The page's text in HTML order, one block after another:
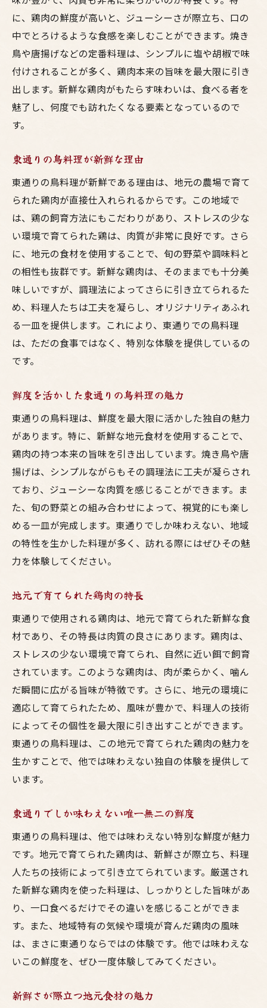
に、鶏肉の鮮度が高いと、ジューシーさが際立ち、口の
中でとろけるような食感を楽しむことができます。焼き
鳥や唐揚げなどの定番料理は、シンプルに塩や胡椒で味
付けされることが多く、鶏肉本来の旨味を最大限に引き
出します。新鮮な鶏肉がもたらす味わいは、食べる者を
魅了し、何度でも訪れたくなる要素となっているので
す。
東通りの鳥料理が新鮮な理由
東通りの鳥料理が新鮮である理由は、地元の農場で育て
られた鶏肉が直接仕入れられるからです。この地域で
は、鶏の飼育方法にもこだわりがあり、ストレスの少な
い環境で育てられた鶏は、肉質が非常に良好です。さら
に、地元の食材を使用することで、旬の野菜や調味料と
の相性も抜群です。新鮮な鶏肉は、そのままでも十分美
味しいですが、調理法によってさらに引き立てられるた
め、料理人たちは工夫を凝らし、オリジナリティあふれ
る一皿を提供します。これにより、東通りでの鳥料理
は、ただの食事ではなく、特別な体験を提供しているの
です。
鮮度を活かした東通りの鳥料理の魅力
東通りの鳥料理は、鮮度を最大限に活かした独自の魅力
があります。特に、新鮮な地元食材を使用することで、
鶏肉の持つ本来の旨味を引き出しています。焼き鳥や唐
揚げは、シンプルながらもその調理法に工夫が凝らされ
ており、ジューシーな肉質を感じることができます。ま
た、旬の野菜との組み合わせによって、視覚的にも楽し
める一皿が完成します。東通りでしか味わえない、地域
の特性を生かした料理が多く、訪れる際にはぜひその魅
力を体験してください。
地元で育てられた鶏肉の特長
東通りで使用される鶏肉は、地元で育てられた新鮮な食
材であり、その特長は肉質の良さにあります。鶏肉は、
ストレスの少ない環境で育てられ、自然に近い餌で飼育
されています。このような鶏肉は、肉が柔らかく、噛ん
だ瞬間に広がる旨味が特徴です。さらに、地元の環境に
適応して育てられたため、風味が豊かで、料理人の技術
によってその個性を最大限に引き出すことができます。
東通りの鳥料理は、この地元で育てられた鶏肉の魅力を
生かすことで、他では味わえない独自の体験を提供して
います。
東通りでしか味わえない唯一無二の鮮度
東通りの鳥料理は、他では味わえない特別な鮮度が魅力
です。地元で育てられた鶏肉は、新鮮さが際立ち、料理
人たちの技術によって引き立てられています。厳選され
た新鮮な鶏肉を使った料理は、しっかりとした旨味があ
り、一口食べるだけでその違いを感じることができま
す。また、地域特有の気候や環境が育んだ鶏肉の風味
は、まさに東通りならではの体験です。他では味わえな
いこの鮮度を、ぜひ一度体験してみてください。
新鮮さが際立つ地元食材の魅力